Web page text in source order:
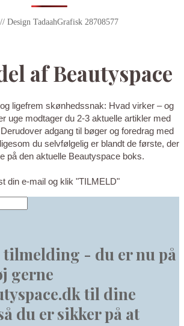
Design TadaahGrafisk 28708577
af Beautyspace
ligefrem skønhedssnak: Hvad virker – og
uge modtager du 2-3 aktuelle artikler med
adgang til bøger og foredrag med
du selvfølgelig er blandt de første, der
på den aktuelle Beautyspace boks.
din e-mail og klik "TILMELD"
- du er nu på
gerne
til dine
du er sikker på at